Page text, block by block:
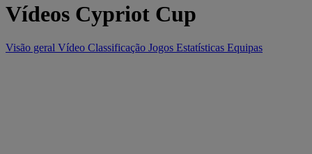
Vídeos Cypriot Cup
Visão geral Vídeo Classificação Jogos Estatísticas Equipas